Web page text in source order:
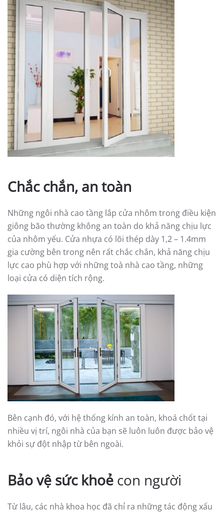
Chắc chắn, an toàn
Những ngôi nhà cao tầng lắp cửa nhôm trong điều kiện
giông bão thường không an toàn do khả năng chịu lực
của nhôm yếu. Cửa nhựa có lõi thép dày 1,2 – 1.4mm
gia cường bên trong nên rất chắc chắn, khả năng chịu
lực cao phù hợp với những toà nhà cao tầng, những
loại cửa có diện tích rộng.
Bên cạnh đó, với hệ thống kính an toàn, khoá chốt tại
nhiều vị trí, ngôi nhà của bạn sẽ luôn luôn được bảo vệ
khỏi sự đột nhập từ bên ngoài.
Bảo vệ sức khoẻ con người
Từ lâu, các nhà khoa học đã chỉ ra những tác động xấu